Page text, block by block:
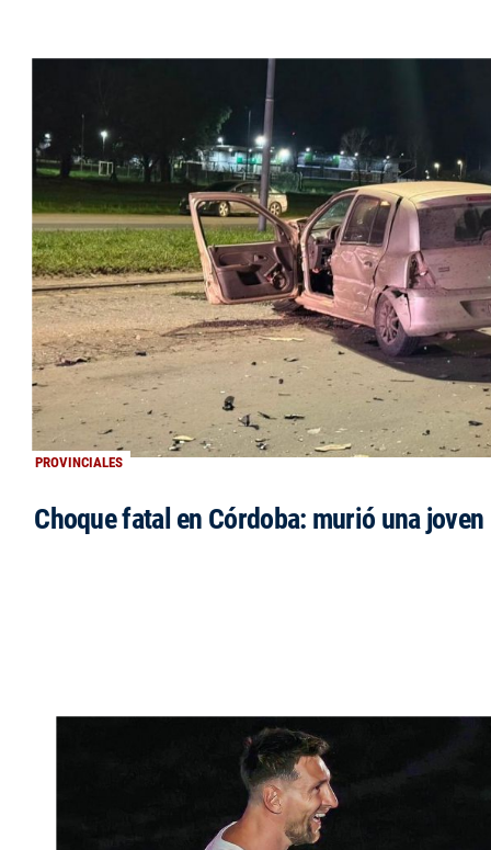
PROVINCIALES
Choque fatal en Córdoba: murió una